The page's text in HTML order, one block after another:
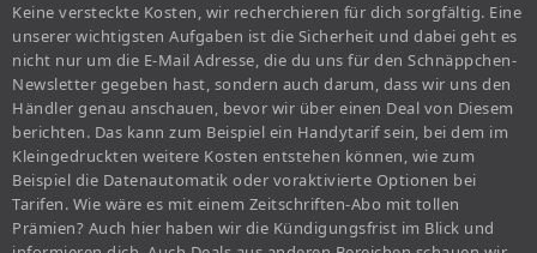
Keine versteckte Kosten, wir recherchieren für dich sorgfältig. Eine
unserer wichtigsten Aufgaben ist die Sicherheit und dabei geht es
nicht nur um die E-Mail Adresse, die du uns für den Schnäppchen-
Newsletter gegeben hast, sondern auch darum, dass wir uns den
Händler genau anschauen, bevor wir über einen Deal von Diesem
berichten. Das kann zum Beispiel ein Handytarif sein, bei dem im
Kleingedruckten weitere Kosten entstehen können, wie zum
Beispiel die Datenautomatik oder voraktivierte Optionen bei
Tarifen. Wie wäre es mit einem Zeitschriften-Abo mit tollen
Prämien? Auch hier haben wir die Kündigungsfrist im Blick und